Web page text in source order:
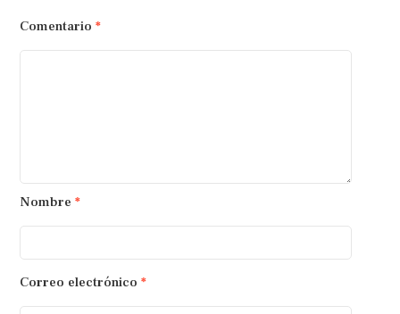
Comentario *
Nombre *
Correo electrónico *